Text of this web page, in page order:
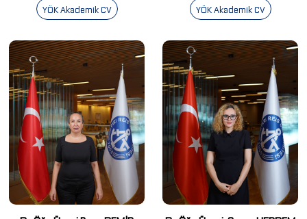
YÖK Akademik CV YÖK Akademik CV